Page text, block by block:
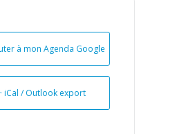
à mon Agenda Google
iCal / Outlook export